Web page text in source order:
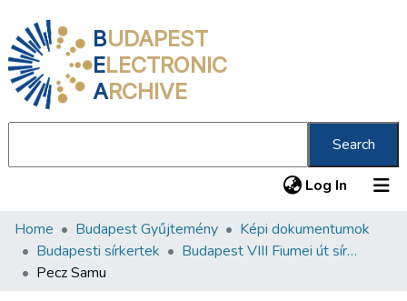
BUDAPEST
ELECTRONIC
ARCHIVE
Search
Log In (current)
Communities & Collections
All of DSpace
Home Budapest Gyűjtemény
Képi dokumentumok
Budapesti sírkertek
Budapest VIII Fiumei út sírkert 3. rész
Pecz Samu